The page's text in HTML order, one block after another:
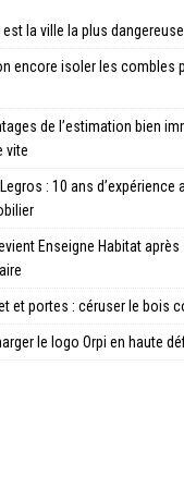
est la ville la plus
encore isoler les combles
de l’estimation bien
vite
: 10 ans d’expérience
Enseigne Habitat
et portes : céruser le bois
le logo Orpi en haute